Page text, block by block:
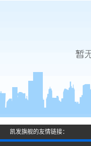
凯发旗舰的友情链接：